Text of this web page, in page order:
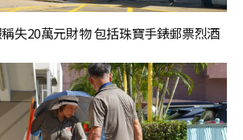
失20萬元財物 包括珠寶手錶郵票烈酒